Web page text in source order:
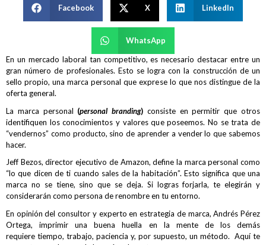
Facebook X LinkedIn
WhatsApp
En un mercado laboral tan competitivo, es necesario destacar entre un
gran número de profesionales. Esto se logra con la construcción de un
sello propio, una marca personal que exprese lo que nos distingue de la
oferta general.
La marca personal (personal branding) consiste en permitir que otros
identifiquen los conocimientos y valores que poseemos. No se trata de
“vendernos” como producto, sino de aprender a vender lo que sabemos
hacer.
Jeff Bezos, director ejecutivo de Amazon, define la marca personal como
“lo que dicen de ti cuando sales de la habitación”. Esto significa que una
marca no se tiene, sino que se deja. Si logras forjarla, te elegirán y
considerarán como persona de renombre en tu entorno.
En opinión del consultor y experto en estrategia de marca, Andrés Pérez
Ortega, imprimir una buena huella en la mente de los demás
requiere tiempo, trabajo, paciencia y, por supuesto, un método. Aquí te